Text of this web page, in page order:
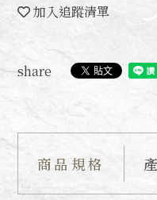
加入追蹤清單
share
商品規格